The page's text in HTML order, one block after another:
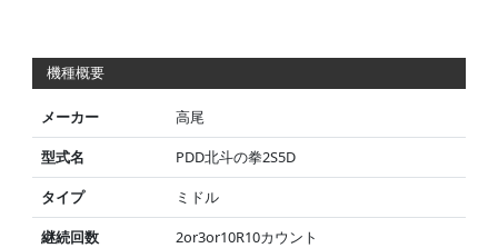
機種概要
メーカー
高尾
型式名
PDD北斗の拳2S5D
タイプ
ミドル
継続回数
2or3or10R10カウント